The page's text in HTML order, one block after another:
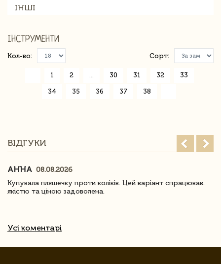
ІНШІ
ІНСТРУМЕНТИ
Кол-во: Сорт:
1 2 30 31 32 33
34 35 36 37 38
ВІДГУКИ
АННА 08.08.2026
Купувала пляшечку проти коліків. Цей варіант спрацював.
якістю та ціною задоволена.
Усі коментарі